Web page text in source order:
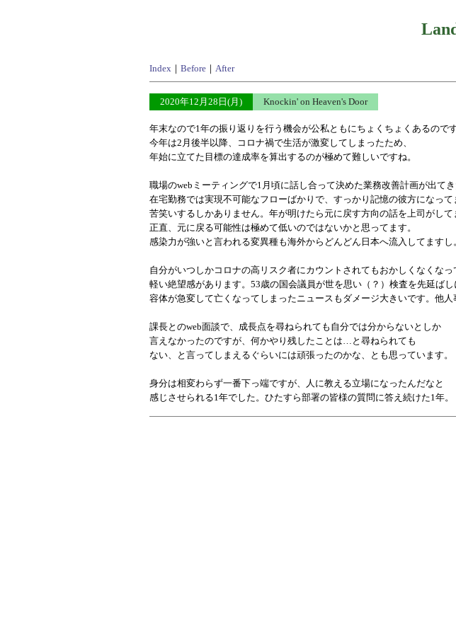
Index｜ Before｜ After
2020年12月28日(月) Knockin' on Heaven's Door
年末なので1年の振り返りを行う機会が公私ともにちょくちょくあるのです
今年は2月後半以降、コロナ禍で生活が激変してしまったため、
年始に立てた目標の達成率を算出するのが極めて難しいですね。
職場のwebミーティングで1月頃に話し合って決めた業務改善計画が出てき
在宅勤務では実現不可能なフローばかりで、すっかり記憶の彼方になって
苦笑いするしかありません。年が明けたら元に戻す方向の話を上司がして
正直、元に戻る可能性は極めて低いのではないかと思ってます。
感染力が強いと言われる変異種も海外からどんどん日本へ流入してますし。
自分がいつしかコロナの高リスク者にカウントされてもおかしくなくなっ
軽い絶望感があります。53歳の国会議員が世を思い（？）検査を先延ばし
容体が急変して亡くなってしまったニュースもダメージ大きいです。他人
課長とのweb面談で、成長点を尋ねられても自分では分からないとしか
言えなかったのですが、何かやり残したことは…と尋ねられても
ない、と言ってしまえるぐらいには頑張ったのかな、とも思っています。
身分は相変わらず一番下っ端ですが、人に教える立場になったんだなと
感じさせられる1年でした。ひたすら部署の皆様の質問に答え続けた1年。